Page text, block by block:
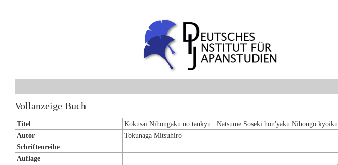
Vollanzeige Buch
Titel
Kokusai Nihongaku no tankyū : Natsume Sōseki hon'yaku Nihongo kyōiku
Autor
Tokunaga Mitsuhiro
Schriftenreihe
Auflage